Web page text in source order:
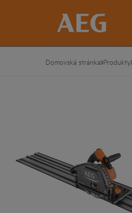
Domovská stránka Produkty